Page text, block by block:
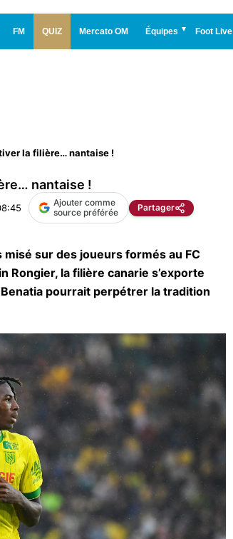
FM QUIZ Mercato OM Équipes Foot Live
la filière… nantaise !
nantaise !
Ajouter comme
source préférée
Partager
misé sur des joueurs formés au FC
Rongier, la filière canarie s’exporte
pourrait perpétrer la tradition